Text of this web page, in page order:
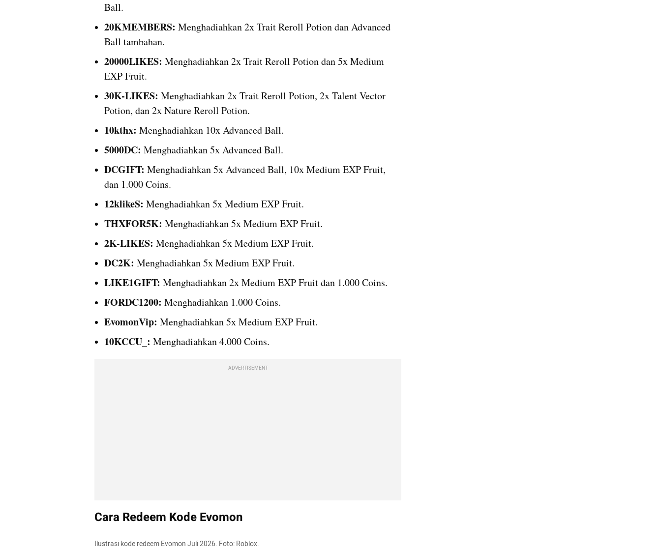
Ball.
20KMEMBERS: Menghadiahkan 2x Trait Reroll Potion dan Advanced
Ball tambahan.
20000LIKES: Menghadiahkan 2x Trait Reroll Potion dan 5x Medium
EXP Fruit.
30K-LIKES: Menghadiahkan 2x Trait Reroll Potion, 2x Talent Vector
Potion, dan 2x Nature Reroll Potion.
10kthx: Menghadiahkan 10x Advanced Ball.
5000DC: Menghadiahkan 5x Advanced Ball.
DCGIFT: Menghadiahkan 5x Advanced Ball, 10x Medium EXP Fruit,
dan 1.000 Coins.
12klikeS: Menghadiahkan 5x Medium EXP Fruit.
THXFOR5K: Menghadiahkan 5x Medium EXP Fruit.
2K-LIKES: Menghadiahkan 5x Medium EXP Fruit.
DC2K: Menghadiahkan 5x Medium EXP Fruit.
LIKE1GIFT: Menghadiahkan 2x Medium EXP Fruit dan 1.000 Coins.
FORDC1200: Menghadiahkan 1.000 Coins.
EvomonVip: Menghadiahkan 5x Medium EXP Fruit.
10KCCU_: Menghadiahkan 4.000 Coins.
ADVERTISEMENT
Cara Redeem Kode Evomon
Ilustrasi kode redeem Evomon Juli 2026. Foto: Roblox.